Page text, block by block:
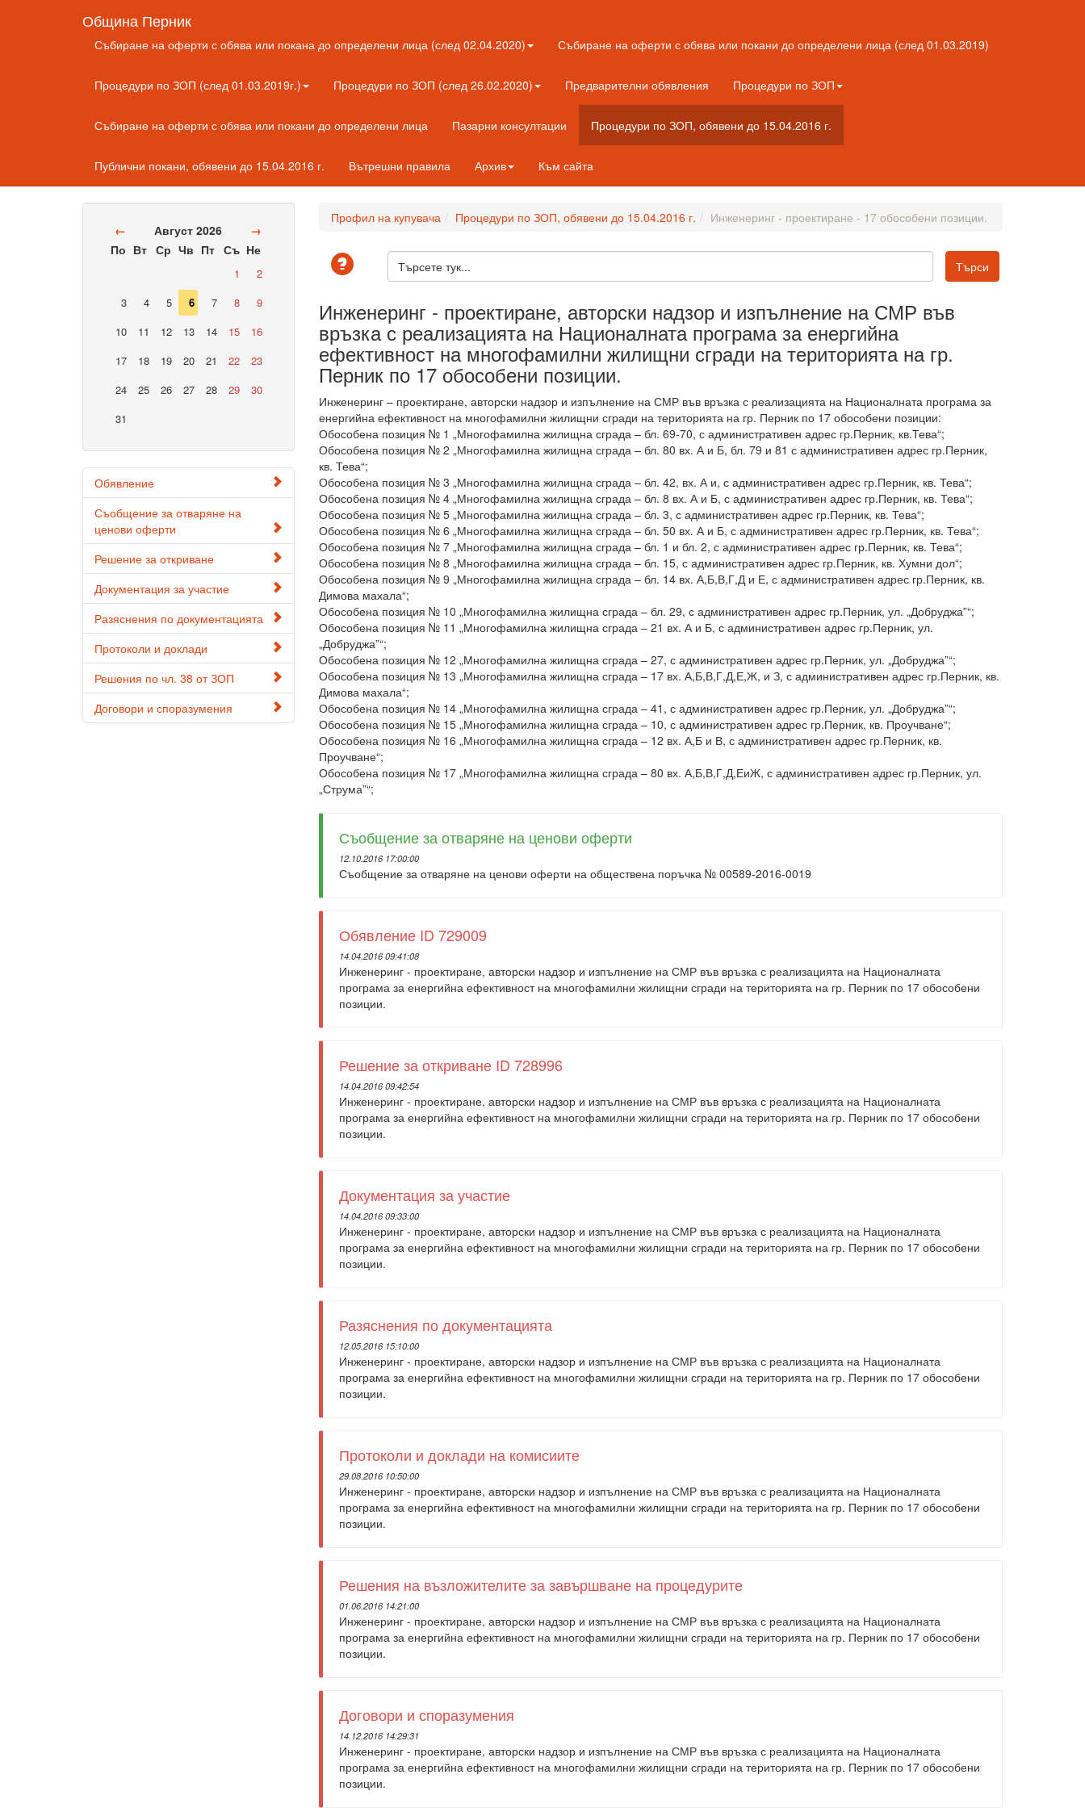
Община Перник
Събиране на оферти с обява или покана до определени лица (след 02.04.2020) Събиране на оферти с обява или покани до определени лица (след 01.03.2019)
Процедури по ЗОП (след 01.03.2019г.) Процедури по ЗОП (след 26.02.2020) Предварителни обявления Процедури по ЗОП
Събиране на оферти с обява или покани до определени лица Пазарни консултации Процедури по ЗОП, обявени до 15.04.2016 г.
Публични покани, обявени до 15.04.2016 г. Вътрешни правила Архив Към сайта
← Август 2026
→
По Вт Ср Чв Пт Съ Не
1
2
3
4 5 6 7 8
9
10
11 12 13 14 15
16
17
18 19 20 21 22
23
24
25 26 27 28 29
30
31
Обявление
Съобщение за отваряне на
ценови оферти
Решение за откриване
Документация за участие
Разяснения по документацията
Протоколи и доклади
Решения по чл. 38 от ЗОП
Договори и споразумения
Профил на купувача Процедури по ЗОП, обявени до 15.04.2016 г. Инженеринг - проектиране - 17 обособени позиции.
Инженеринг - проектиране, авторски надзор и изпълнение на СМР във
връзка с реализацията на Националната програма за енергийна
ефективност на многофамилни жилищни сгради на територията на гр.
Перник по 17 обособени позиции.
Инженеринг – проектиране, авторски надзор и изпълнение на СМР във връзка с реализацията на Националната програма за
енергийна ефективност на многофамилни жилищни сгради на територията на гр. Перник по 17 обособени позиции:
Обособена позиция № 1 „Многофамилна жилищна сграда – бл. 69-70, с административен адрес гр.Перник, кв.Тева“;
Обособена позиция № 2 „Многофамилна жилищна сграда – бл. 80 вх. А и Б, бл. 79 и 81 с административен адрес гр.Перник,
кв. Тева“;
Обособена позиция № 3 „Многофамилна жилищна сграда – бл. 42, вх. А и, с административен адрес гр.Перник, кв. Тева“;
Обособена позиция № 4 „Многофамилна жилищна сграда – бл. 8 вх. А и Б, с административен адрес гр.Перник, кв. Тева“;
Обособена позиция № 5 „Многофамилна жилищна сграда – бл. 3, с административен адрес гр.Перник, кв. Тева“;
Обособена позиция № 6 „Многофамилна жилищна сграда – бл. 50 вх. А и Б, с административен адрес гр.Перник, кв. Тева“;
Обособена позиция № 7 „Многофамилна жилищна сграда – бл. 1 и бл. 2, с административен адрес гр.Перник, кв. Тева“;
Обособена позиция № 8 „Многофамилна жилищна сграда – бл. 15, с административен адрес гр.Перник, кв. Хумни дол“;
Обособена позиция № 9 „Многофамилна жилищна сграда – бл. 14 вх. А,Б,В,Г,Д и Е, с административен адрес гр.Перник, кв.
Димова махала“;
Обособена позиция № 10 „Многофамилна жилищна сграда – бл. 29, с административен адрес гр.Перник, ул. „Добруджа”“;
Обособена позиция № 11 „Многофамилна жилищна сграда – 21 вх. А и Б, с административен адрес гр.Перник, ул.
„Добруджа”“;
Обособена позиция № 12 „Многофамилна жилищна сграда – 27, с административен адрес гр.Перник, ул. „Добруджа”“;
Обособена позиция № 13 „Многофамилна жилищна сграда – 17 вх. А,Б,В,Г,Д,Е,Ж, и З, с административен адрес гр.Перник, кв.
Димова махала“;
Обособена позиция № 14 „Многофамилна жилищна сграда – 41, с административен адрес гр.Перник, ул. „Добруджа”“;
Обособена позиция № 15 „Многофамилна жилищна сграда – 10, с административен адрес гр.Перник, кв. Проучване“;
Обособена позиция № 16 „Многофамилна жилищна сграда – 12 вх. А,Б и В, с административен адрес гр.Перник, кв.
Проучване“;
Обособена позиция № 17 „Многофамилна жилищна сграда – 80 вх. А,Б,В,Г,Д,ЕиЖ, с административен адрес гр.Перник, ул.
„Струма”“;
Съобщение за отваряне на ценови оферти
12.10.2016 17:00:00
Съобщение за отваряне на ценови оферти на обществена поръчка № 00589-2016-0019
Обявление ID 729009
14.04.2016 09:41:08
Инженеринг - проектиране, авторски надзор и изпълнение на СМР във връзка с реализацията на Националната
програма за енергийна ефективност на многофамилни жилищни сгради на територията на гр. Перник по 17 обособени
позиции.
Решение за откриване ID 728996
14.04.2016 09:42:54
Инженеринг - проектиране, авторски надзор и изпълнение на СМР във връзка с реализацията на Националната
програма за енергийна ефективност на многофамилни жилищни сгради на територията на гр. Перник по 17 обособени
позиции.
Документация за участие
14.04.2016 09:33:00
Инженеринг - проектиране, авторски надзор и изпълнение на СМР във връзка с реализацията на Националната
програма за енергийна ефективност на многофамилни жилищни сгради на територията на гр. Перник по 17 обособени
позиции.
Разяснения по документацията
12.05.2016 15:10:00
Инженеринг - проектиране, авторски надзор и изпълнение на СМР във връзка с реализацията на Националната
програма за енергийна ефективност на многофамилни жилищни сгради на територията на гр. Перник по 17 обособени
позиции.
Протоколи и доклади на комисиите
29.08.2016 10:50:00
Инженеринг - проектиране, авторски надзор и изпълнение на СМР във връзка с реализацията на Националната
програма за енергийна ефективност на многофамилни жилищни сгради на територията на гр. Перник по 17 обособени
позиции.
Решения на възложителите за завършване на процедурите
01.06.2016 14:21:00
Инженеринг - проектиране, авторски надзор и изпълнение на СМР във връзка с реализацията на Националната
програма за енергийна ефективност на многофамилни жилищни сгради на територията на гр. Перник по 17 обособени
позиции.
Договори и споразумения
14.12.2016 14:29:31
Инженеринг - проектиране, авторски надзор и изпълнение на СМР във връзка с реализацията на Националната
програма за енергийна ефективност на многофамилни жилищни сгради на територията на гр. Перник по 17 обособени
позиции.